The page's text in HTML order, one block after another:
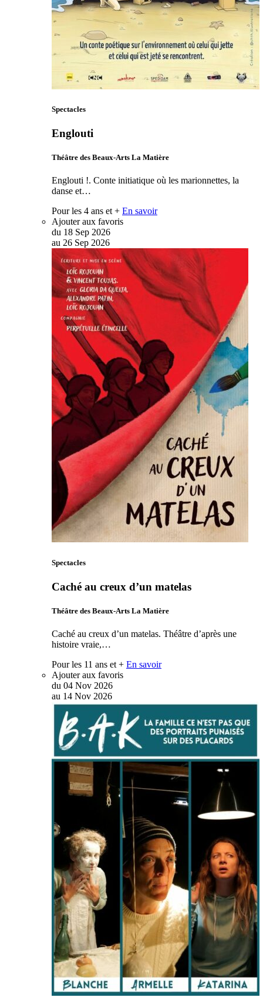
Spectacles
Englouti
Théâtre des Beaux-Arts La Matière
Englouti !. Conte initiatique où les marionnettes, la
danse et…
Pour les 4 ans et + En savoir
Ajouter aux favoris
du 18 Sep 2026
au 26 Sep 2026
Spectacles
Caché au creux d’un matelas
Théâtre des Beaux-Arts La Matière
Caché au creux d’un matelas. Théâtre d’après une
histoire vraie,…
Pour les 11 ans et + En savoir
Ajouter aux favoris
du 04 Nov 2026
au 14 Nov 2026